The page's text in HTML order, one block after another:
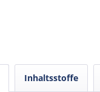
Inhaltsstoffe